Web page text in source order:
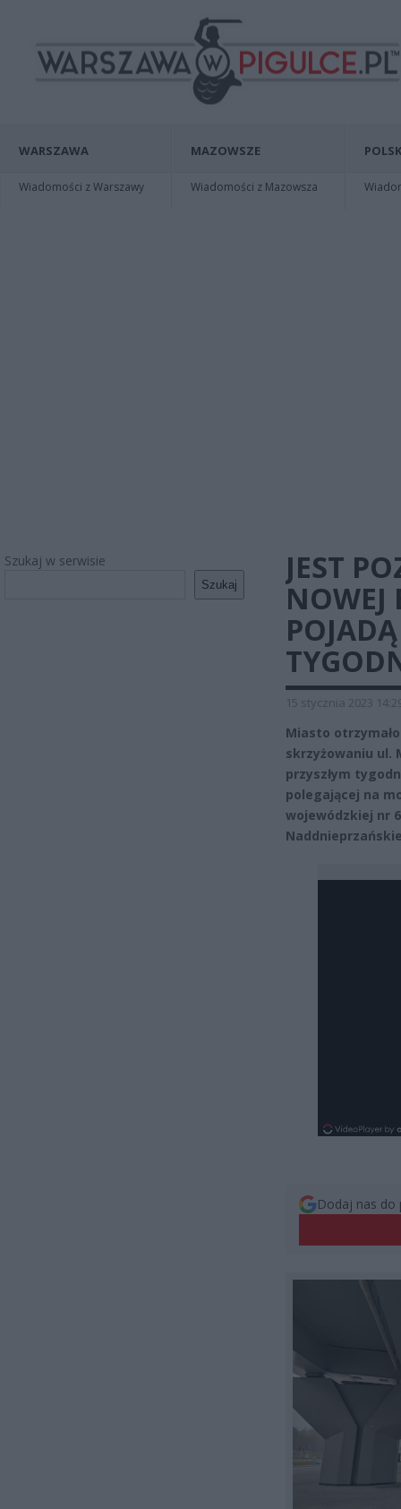
WARSZAWA
Wiadomości z Warszawy
MAZOWSZE
Wiadomości z Mazowsza
Szukaj w serwisie
Szukaj
JEST
NOWEJ
15 stycznia 2023
Miasto
skrzyżowaniu ul.
przyszłym
polegającej na
wojewódzkiej nr
Dodaj nas do